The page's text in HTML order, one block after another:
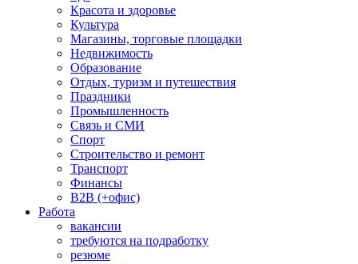
Красота и здоровье
Культура
Магазины, торговые площадки
Недвижимость
Образование
Отдых, туризм и путешествия
Праздники
Промышленность
Связь и СМИ
Спорт
Строительство и ремонт
Транспорт
Финансы
B2B (+офис)
Работа
вакансии
требуются на подработку
резюме